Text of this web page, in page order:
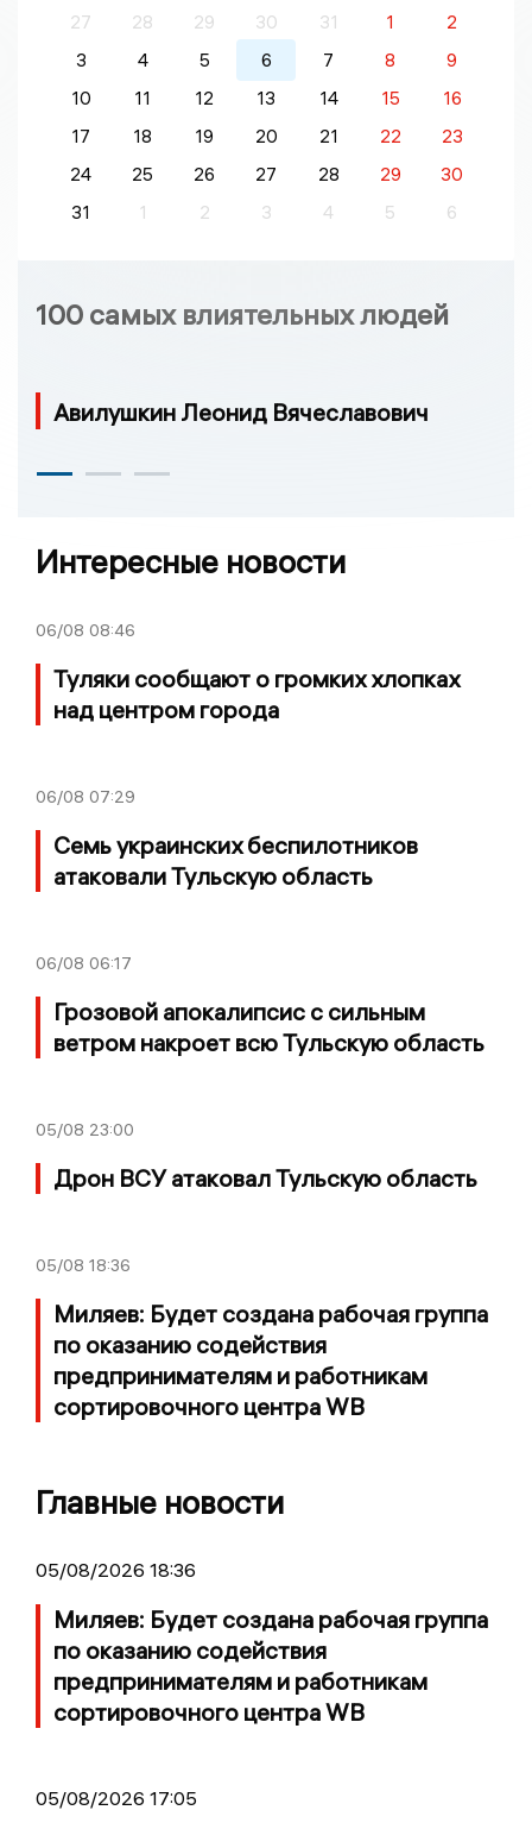
27
28 29 30 31 1
2
3
4 5 6 7 8
9
10
11 12 13 14 15
16
17
18 19 20 21 22
23
24
25 26 27 28 29
30
31
1 2 3 4 5 6
100 самых влиятельных людей
Авилушкин Леонид Вячеславович
Интересные новости
06/08 08:46
Туляки сообщают о громких хлопках
над центром города
06/08 07:29
Семь украинских беспилотников
атаковали Тульскую область
06/08 06:17
Грозовой апокалипсис с сильным
ветром накроет всю Тульскую область
05/08 23:00
Дрон ВСУ атаковал Тульскую область
05/08 18:36
Миляев: Будет создана рабочая группа
по оказанию содействия
предпринимателям и работникам
сортировочного центра WB
Главные новости
05/08/2026 18:36
Миляев: Будет создана рабочая группа
по оказанию содействия
предпринимателям и работникам
сортировочного центра WB
05/08/2026 17:05